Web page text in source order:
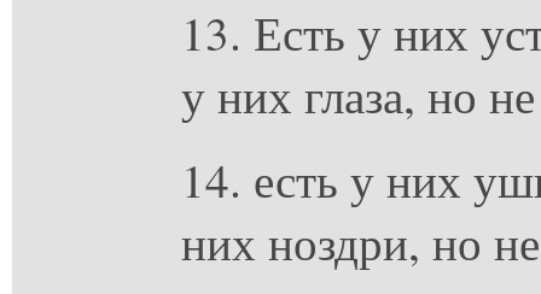
13. Есть у них
у них глаза, но
14. есть у них
них ноздри, но